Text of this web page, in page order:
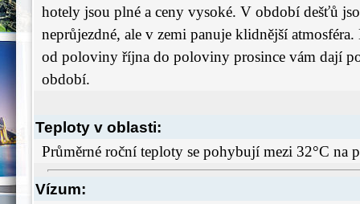
hotely jsou plné a ceny vysoké. V období dešťů
neprůjezdné, ale v zemi panuje klidnější
od poloviny října do poloviny prosince vám dají
období.
Teploty v oblasti:
Průměrné roční teploty se pohybují mezi 32°C na
Vízum: